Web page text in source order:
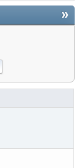
»